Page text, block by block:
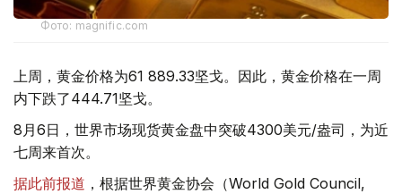
Фото: magnific.com
上周，黄金价格为61 889.33坚戈。因此，黄金价格在一周
内下跌了444.71坚戈。
8月6日，世界市场现货黄金盘中突破4300美元/盎司，为近
七周来首次。
据此前报道 ，根据世界黄金协会（World Gold Council,